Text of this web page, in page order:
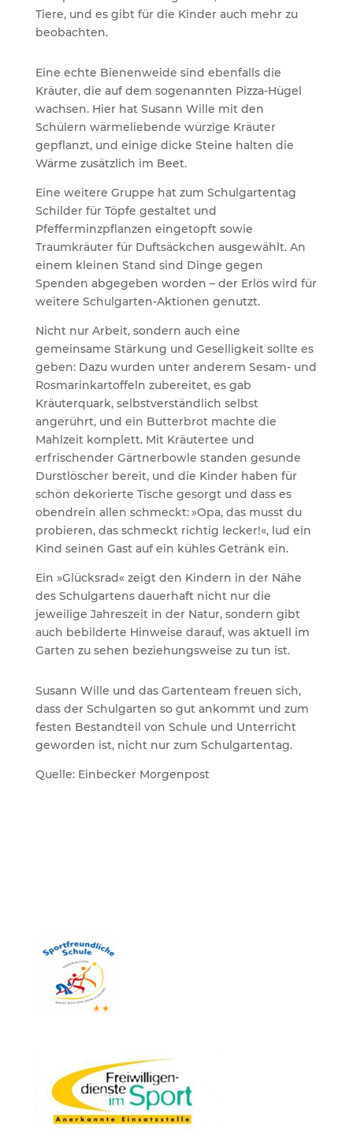
Tiere, und es gibt für die Kinder auch mehr zu
beobachten.
Eine echte Bienenweide sind ebenfalls die
Kräuter, die auf dem sogenannten Pizza-Hügel
wachsen. Hier hat Susann Wille mit den
Schülern wärmeliebende würzige Kräuter
gepflanzt, und einige dicke Steine halten die
Wärme zusätzlich im Beet.
Eine weitere Gruppe hat zum Schulgartentag
Schilder für Töpfe gestaltet und
Pfefferminzpflanzen eingetopft sowie
Traumkräuter für Duftsäckchen ausgewählt. An
einem kleinen Stand sind Dinge gegen
Spenden abgegeben worden – der Erlös wird für
weitere Schulgarten-Aktionen genutzt.
Nicht nur Arbeit, sondern auch eine
gemeinsame Stärkung und Geselligkeit sollte es
ge­ben: Dazu wurden unter anderem Sesam- und
Rosmarinkartoffeln zubereitet, es gab
Kräuterquark, selbstverständlich selbst
angerührt, und ein Butterbrot machte die
Mahlzeit komplett. Mit Kräutertee und
erfrischender Gärtnerbowle standen gesunde
Durstlöscher bereit, und die Kinder haben für
schön dekorierte Tische gesorgt und dass es
obendrein allen schmeckt: »Opa, das musst du
probieren, das schmeckt richtig lecker!«, lud ein
Kind seinen Gast auf ein kühles Getränk ein.
Ein »Glücksrad« zeigt den Kindern in der Nähe
des Schulgartens dauerhaft nicht nur die
jeweilige Jahreszeit in der Natur, sondern gibt
auch bebilderte Hinweise darauf, was aktuell im
Garten zu sehen beziehungsweise zu tun ist.
Susann Wille und das Gartenteam freuen sich,
dass der Schulgarten so gut ankommt und zum
festen Bestandteil von Schule und Unterricht
geworden ist, nicht nur zum Schulgartentag.
Quelle: Einbecker Morgenpost